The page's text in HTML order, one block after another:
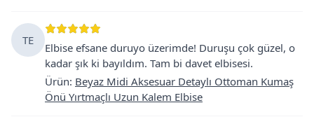
TE
Elbise efsane duruyo üzerimde! Duruşu çok güzel, o
kadar şık ki bayıldım. Tam bi davet elbisesi.
Ürün: Beyaz Midi Aksesuar Detaylı Ottoman Kumaş
Önü Yırtmaçlı Uzun Kalem Elbise